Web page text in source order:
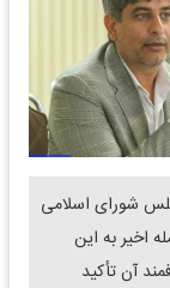
شورای اسلامی
اخیر به این
آن تأکید